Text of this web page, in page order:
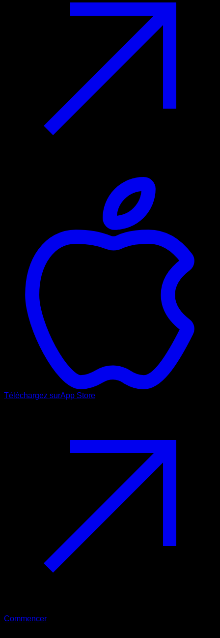
Téléchargez surApp Store
Commencer